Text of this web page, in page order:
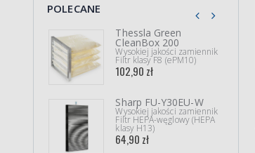
POLECANE
Thessla Green
CleanBox 200
Wysokiej jakości zamiennik
Filtr klasy F8 (ePM10)
102,90 zł
Sharp FU-Y30EU-W
Wysokiej jakości zamiennik
Filtr HEPA-węglowy (HEPA
klasy H13)
64,90 zł